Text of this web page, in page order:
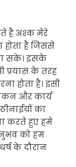
है अश्क मेरे
है जिससे
सके। इसके
प्रयास के तरह
होता है। इसी
और कार्य
का
करते हुए हमे
को हम
के दौरान